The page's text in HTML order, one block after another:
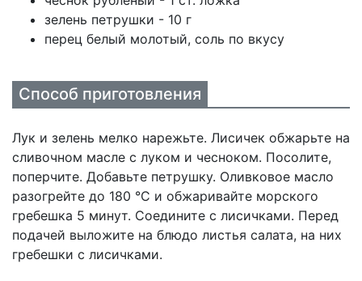
зелень петрушки - 10 г
перец белый молотый, соль по вкусу
Способ приготовления
Лук и зелень мелко нарежьте. Лисичек обжарьте на
сливочном масле с луком и чесноком. Посолите,
поперчите. Добавьте петрушку. Оливковое масло
разогрейте до 180 °С и обжаривайте морского
гребешка 5 минут. Соедините с лисичками. Перед
подачей выложите на блюдо листья салата, на них
гребешки с лисичками.